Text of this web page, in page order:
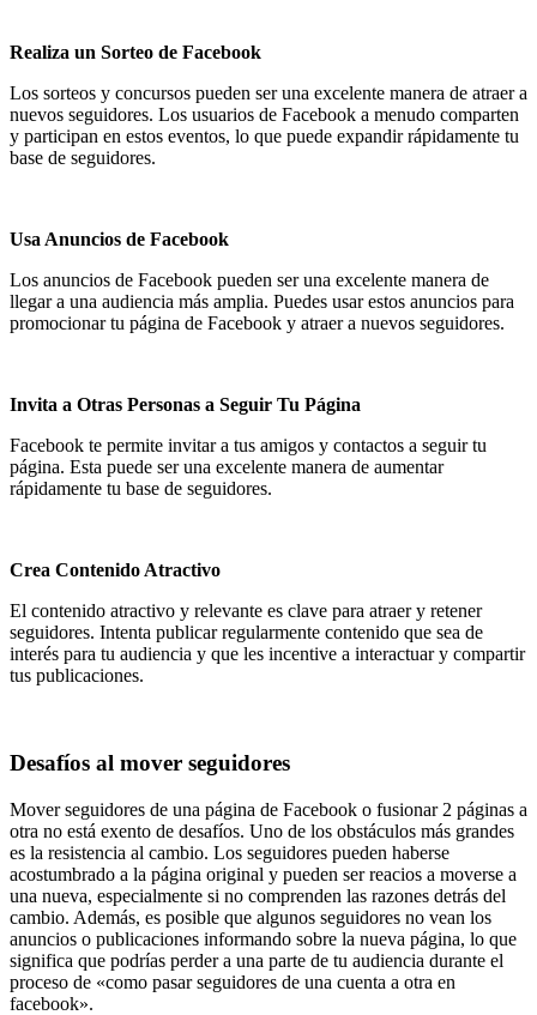
Realiza un Sorteo de Facebook
Los sorteos y concursos pueden ser una excelente manera de atraer a
nuevos seguidores. Los usuarios de Facebook a menudo comparten
y participan en estos eventos, lo que puede expandir rápidamente tu
base de seguidores.
Usa Anuncios de Facebook
Los anuncios de Facebook pueden ser una excelente manera de
llegar a una audiencia más amplia. Puedes usar estos anuncios para
promocionar tu página de Facebook y atraer a nuevos seguidores.
Invita a Otras Personas a Seguir Tu Página
Facebook te permite invitar a tus amigos y contactos a seguir tu
página. Esta puede ser una excelente manera de aumentar
rápidamente tu base de seguidores.
Crea Contenido Atractivo
El contenido atractivo y relevante es clave para atraer y retener
seguidores. Intenta publicar regularmente contenido que sea de
interés para tu audiencia y que les incentive a interactuar y compartir
tus publicaciones.
Desafíos al mover seguidores
Mover seguidores de una página de Facebook o fusionar 2 páginas a
otra no está exento de desafíos. Uno de los obstáculos más grandes
es la resistencia al cambio. Los seguidores pueden haberse
acostumbrado a la página original y pueden ser reacios a moverse a
una nueva, especialmente si no comprenden las razones detrás del
cambio. Además, es posible que algunos seguidores no vean los
anuncios o publicaciones informando sobre la nueva página, lo que
significa que podrías perder a una parte de tu audiencia durante el
proceso de «como pasar seguidores de una cuenta a otra en
facebook».